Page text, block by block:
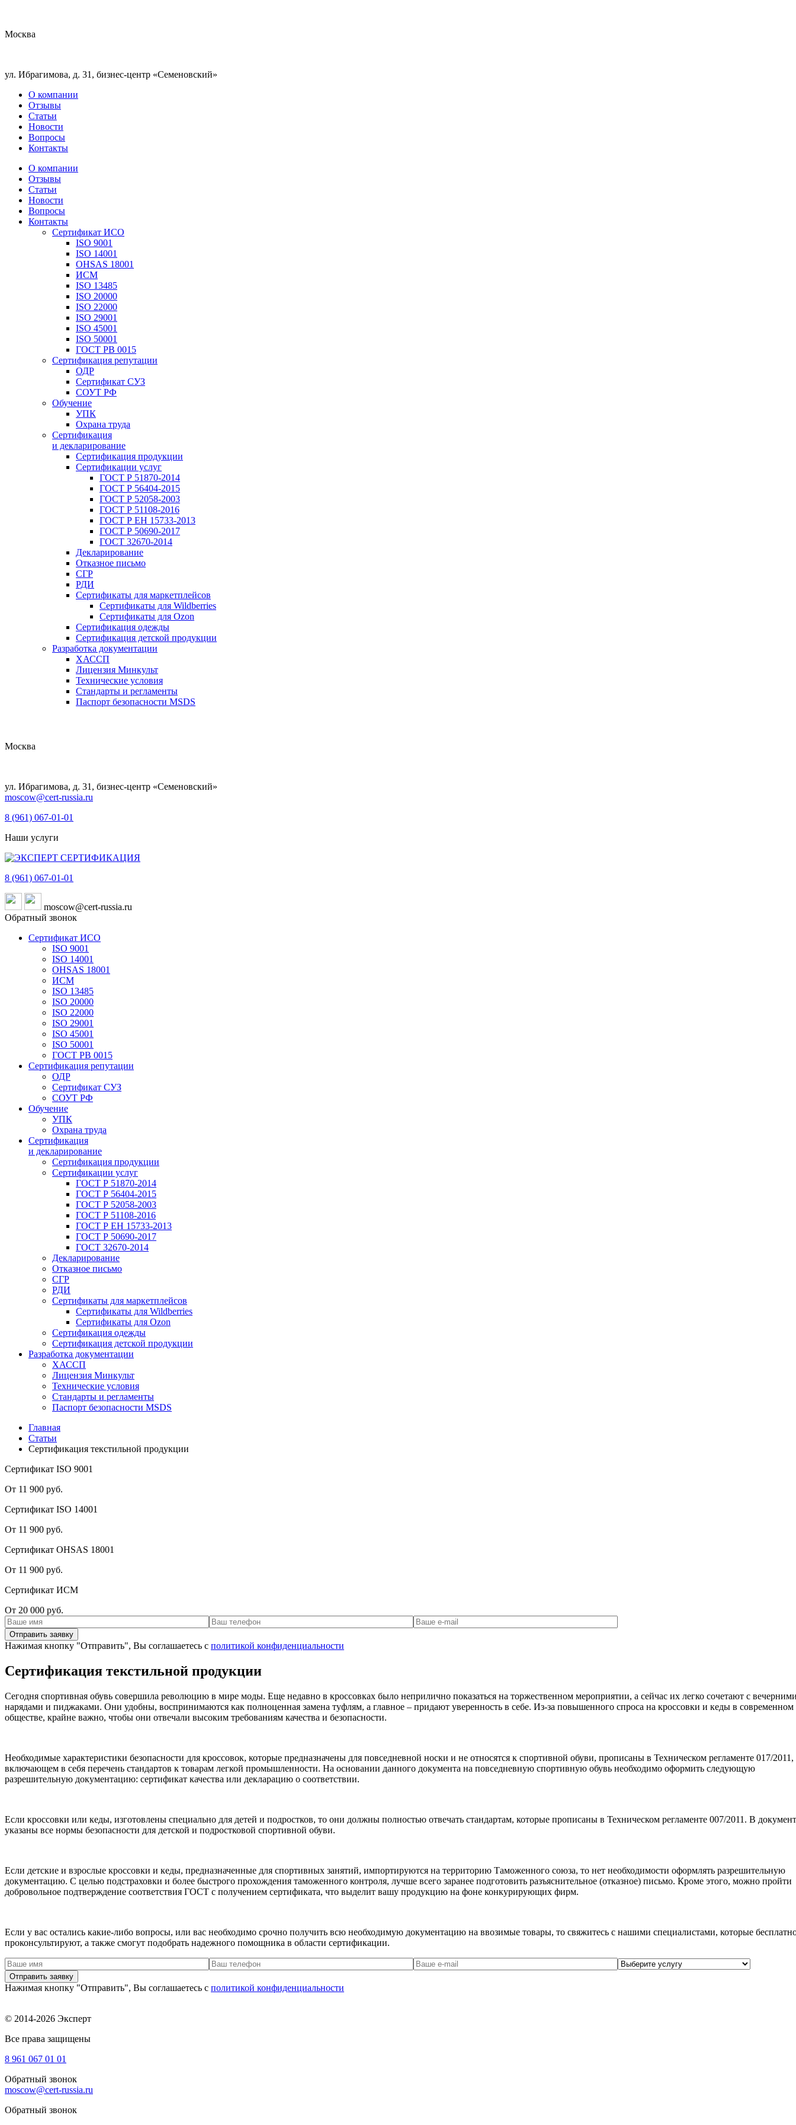
Москва
ул. Ибрагимова, д. 31, бизнес-центр «Семеновский»
О компании
Отзывы
Статьи
Новости
Вопросы
Контакты
О компании
Отзывы
Статьи
Новости
Вопросы
Контакты
Сертификат ИСО
ISO 9001
ISO 14001
OHSAS 18001
ИСМ
ISO 13485
ISO 20000
ISO 22000
ISO 29001
ISO 45001
ISO 50001
ГОСТ РВ 0015
Сертификация репутации
ОДР
Сертификат СУЗ
СОУТ РФ
Обучение
УПК
Охрана труда
Сертификация
и декларирование
Сертификация продукции
Сертификации услуг
ГОСТ Р 51870-2014
ГОСТ Р 56404-2015
ГОСТ Р 52058-2003
ГОСТ Р 51108-2016
ГОСТ Р ЕН 15733-2013
ГОСТ Р 50690-2017
ГОСТ 32670-2014
Декларирование
Отказное письмо
СГР
РДИ
Сертификаты для маркетплейсов
Сертификаты для Wildberries
Сертификаты для Ozon
Сертификация одежды
Сертификация детской продукции
Разработка документации
ХАССП
Лицензия Минкульт
Технические условия
Стандарты и регламенты
Паспорт безопасности MSDS
Москва
ул. Ибрагимова, д. 31, бизнес-центр «Семеновский»
moscow@cert-russia.ru
8 (961) 067-01-01
Наши услуги
8 (961) 067-01-01
moscow@cert-russia.ru
Обратный звонок
Сертификат ИСО
ISO 9001
ISO 14001
OHSAS 18001
ИСМ
ISO 13485
ISO 20000
ISO 22000
ISO 29001
ISO 45001
ISO 50001
ГОСТ РВ 0015
Сертификация репутации
ОДР
Сертификат СУЗ
СОУТ РФ
Обучение
УПК
Охрана труда
Сертификация
и декларирование
Сертификация продукции
Сертификации услуг
ГОСТ Р 51870-2014
ГОСТ Р 56404-2015
ГОСТ Р 52058-2003
ГОСТ Р 51108-2016
ГОСТ Р ЕН 15733-2013
ГОСТ Р 50690-2017
ГОСТ 32670-2014
Декларирование
Отказное письмо
СГР
РДИ
Сертификаты для маркетплейсов
Сертификаты для Wildberries
Сертификаты для Ozon
Сертификация одежды
Сертификация детской продукции
Разработка документации
ХАССП
Лицензия Минкульт
Технические условия
Стандарты и регламенты
Паспорт безопасности MSDS
Главная
Статьи
Сертификация текстильной продукции
Сертификат ISO 9001
От 11 900 руб.
Сертификат ISO 14001
От 11 900 руб.
Сертификат OHSAS 18001
От 11 900 руб.
Сертификат ИСМ
От 20 000 руб.
Нажимая кнопку "Отправить", Вы соглашаетесь с политикой конфиденциальности
Сертификация текстильной продукции
Сегодня спортивная обувь совершила революцию в мире моды. Еще недавно в кроссовках было неприлично показаться на торжественном мероприятии, а сейчас их легко сочетают с
нарядами и пиджаками. Они удобны, воспринимаются как полноценная замена туфлям, а главное – придают уверенность в себе. Из-за повышенного спроса на кроссовки и кеды в современном
обществе, крайне важно, чтобы они отвечали высоким требованиям качества и безопасности.
Необходимые характеристики безопасности для кроссовок, которые предназначены для повседневной носки и не относятся к спортивной обуви, прописаны в Техническом регламенте 017/2011,
включающем в себя перечень стандартов к товарам легкой промышленности. На основании данного документа на повседневную спортивную обувь необходимо оформить следующую
разрешительную документацию: сертификат качества или декларацию о соответствии.
Если кроссовки или кеды, изготовлены специально для детей и подростков, то они должны полностью отвечать стандартам, которые прописаны в Техническом регламенте 007/2011. В
указаны все нормы безопасности для детской и подростковой спортивной обуви.
Если детские и взрослые кроссовки и кеды, предназначенные для спортивных занятий, импортируются на территорию Таможенного союза, то нет необходимости оформлять разрешительную
документацию. С целью подстраховки и более быстрого прохождения таможенного контроля, лучше всего заранее подготовить разъяснительное (отказное) письмо. Кроме этого, можно пройти
добровольное подтверждение соответствия ГОСТ с получением сертификата, что выделит вашу продукцию на фоне конкурирующих фирм.
Если у вас остались какие-либо вопросы, или вас необходимо срочно получить всю необходимую документацию на ввозимые товары, то свяжитесь с нашими специалистами, которые
проконсультируют, а также смогут подобрать надежного помощника в области сертификации.
Нажимая кнопку "Отправить", Вы соглашаетесь с политикой конфиденциальности
© 2014-2026 Эксперт
Все права защищены
8 961 067 01 01
Обратный звонок
moscow@cert-russia.ru
Обратный звонок